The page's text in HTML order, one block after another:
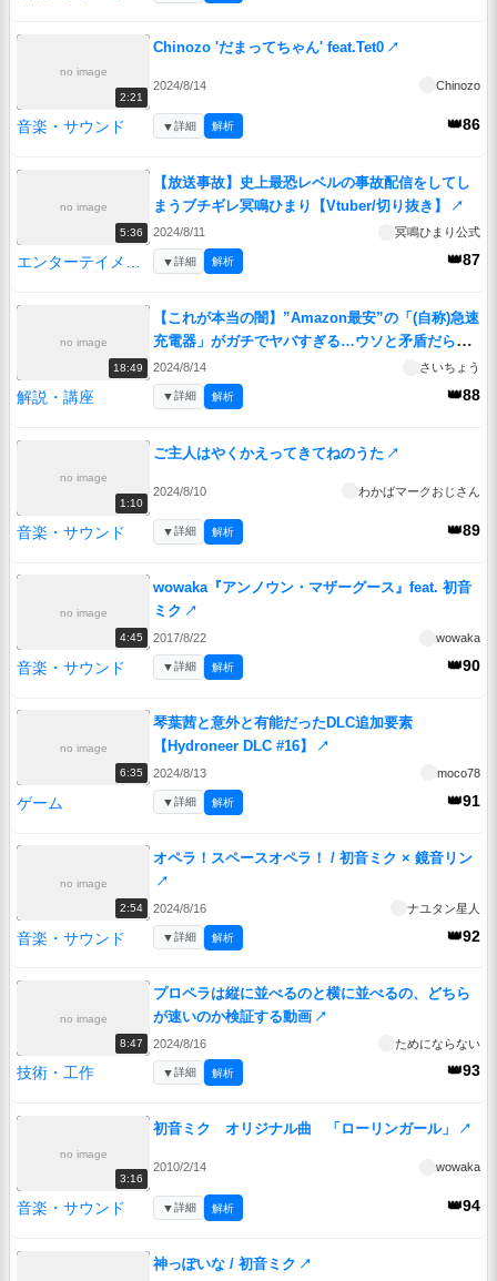
no image
2:21
Chinozo 'だまってちゃん' feat.Tet0 ↗
2024/8/14 Chinozo
音楽・サウンド 👑86
▼詳細 解析
no image
5:36
【放送事故】史上最恐レベルの事故配信をしてし
まうブチギレ冥鳴ひまり【Vtuber/切り抜き】
↗
2024/8/11 冥鳴ひまり公式
👑87
▼詳細 解析
no image
18:49
【これが本当の闇】”Amazon最安”の「(自称)急速
充電器」がガチでヤバすぎる…ウソと矛盾だらけ
の”無法地帯”に突撃レビュー。｜ずんだもんと学
ぶ「激安商品」の実態 No.71
2024/8/14 さいちょう
解説・講座 👑88
▼詳細 解析
no image
1:10
ご主人はやくかえってきてねのうた ↗
2024/8/10 わかばマークおじさん
音楽・サウンド 👑89
▼詳細 解析
no image
4:45
wowaka『アンノウン・マザーグース』feat. 初音
ミク ↗
2017/8/22 wowaka
音楽・サウンド 👑90
▼詳細 解析
no image
6:35
琴葉茜と意外と有能だったDLC追加要素
【Hydroneer DLC #16】
↗
2024/8/13 moco78
ゲーム 👑91
▼詳細 解析
no image
2:54
オペラ！スペースオペラ！ / 初音ミク × 鏡音リン
↗
2024/8/16 ナユタン星人
音楽・サウンド 👑92
▼詳細 解析
no image
8:47
プロペラは縦に並べるのと横に並べるの、どちら
が速いのか検証する動画 ↗
2024/8/16 ためにならない
技術・工作 👑93
▼詳細 解析
no image
3:16
初音ミク オリジナル曲 「ローリンガール」 ↗
2010/2/14 wowaka
音楽・サウンド 👑94
▼詳細 解析
神っぽいな / 初音ミク ↗